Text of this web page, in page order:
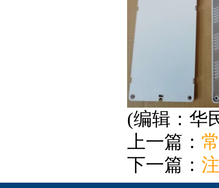
(编辑：华
上一篇：
下一篇：